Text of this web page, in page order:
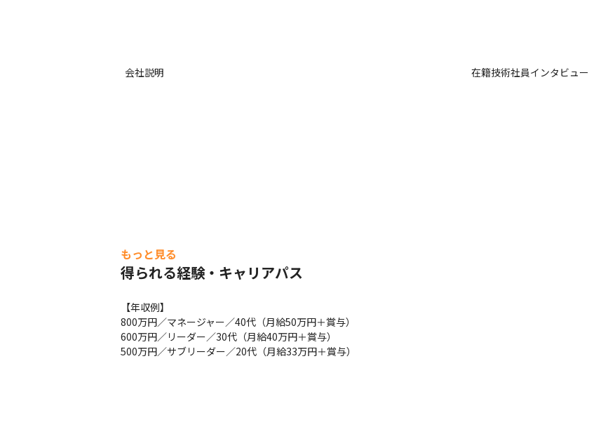
会社説明 在籍技術社員インタビュー
もっと見る
得られる経験・キャリアパス
【年収例】
800万円／マネージャー／40代（月給50万円＋賞与）
600万円／リーダー／30代（月給40万円＋賞与）
500万円／サブリーダー／20代（月給33万円＋賞与）